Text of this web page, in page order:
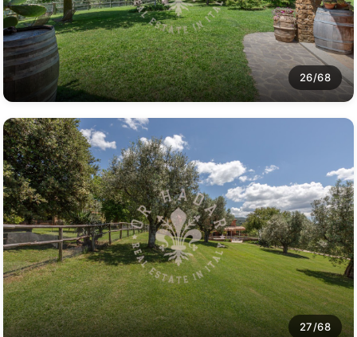
26/68
27/68